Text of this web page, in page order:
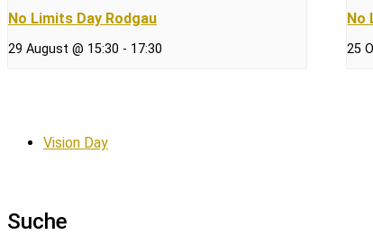
No Limits Day Rodgau
29 August @ 15:30 - 17:30
No
25
Vision Day
Suche